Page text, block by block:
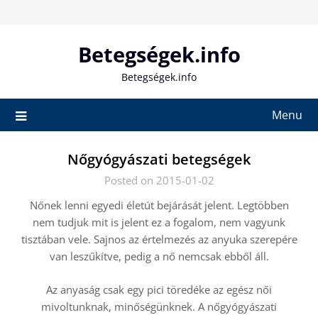
Betegségek.info
Betegségek.info
Menu
Nőgyógyászati betegségek
Posted on 2015-01-02
Nőnek lenni egyedi életút bejárását jelent. Legtöbben
nem tudjuk mit is jelent ez a fogalom, nem vagyunk
tisztában vele. Sajnos az értelmezés az anyuka szerepére
van leszűkítve, pedig a nő nemcsak ebből áll.
Az anyaság csak egy pici töredéke az egész női
mivoltunknak, minőségünknek. A nőgyógyászati